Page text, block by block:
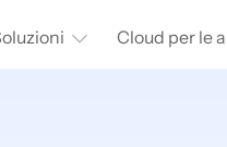
Cloud per le